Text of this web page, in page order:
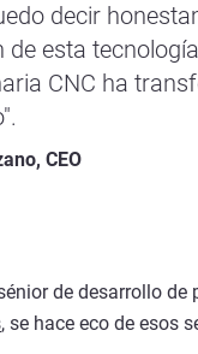
decir
de esta
CNC ha
CEO
de desarrollo de
, se hace eco de esos